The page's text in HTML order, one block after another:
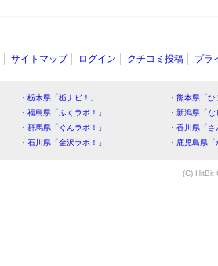
サイトマップ ログイン クチコミ投稿 プラ
・栃木県「栃ナビ！」
・熊本県「
・福島県「ふくラボ！」
・新潟県「
・群馬県「ぐんラボ！」
・香川県「
・石川県「金沢ラボ！」
・鹿児島県
(C) HitBit